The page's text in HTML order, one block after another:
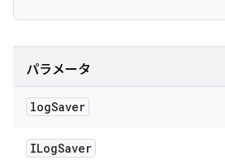
パラメータ
logSaver
ILogSaver